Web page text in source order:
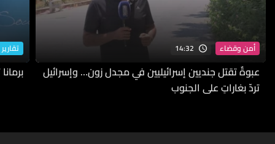
أمن وقضاء 14:32
عبوةٌ تقتل جنديين إسرائيليين في مجدل زون… وإسرائيل
تردّ بغاراتٍ على الجنوب